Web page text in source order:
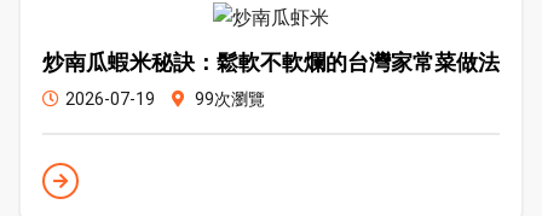
炒南瓜蝦米秘訣：鬆軟不軟爛的台灣家常菜做法
2026-07-19 99次瀏覽